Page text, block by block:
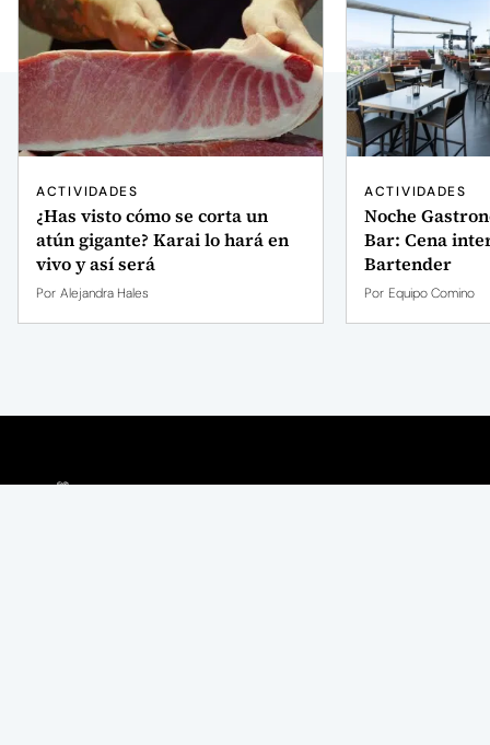
ACTIVIDADES
¿Has visto cómo se corta un
atún gigante? Karai lo hará en
vivo y así será
Por Alejandra Hales
ACTIVIDADES
Noche
Bar: Cena
Bartender
Por Equipo Comino